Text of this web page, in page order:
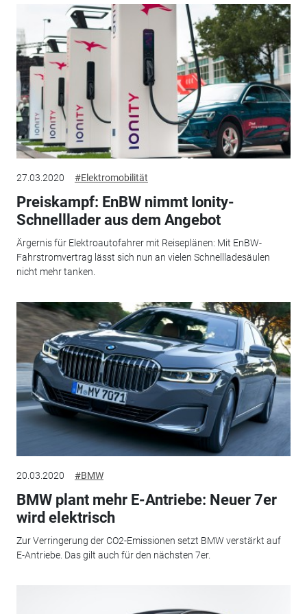
27.03.2020 #Elektromobilität
Preiskampf: EnBW nimmt Ionity-
Schnelllader aus dem Angebot
Ärgernis für Elektroautofahrer mit Reiseplänen: Mit EnBW-
Fahrstromvertrag lässt sich nun an vielen Schnellladesäulen
nicht mehr tanken.
20.03.2020 #BMW
BMW plant mehr E-Antriebe: Neuer 7er
wird elektrisch
Zur Verringerung der CO2-Emissionen setzt BMW verstärkt auf
E-Antriebe. Das gilt auch für den nächsten 7er.